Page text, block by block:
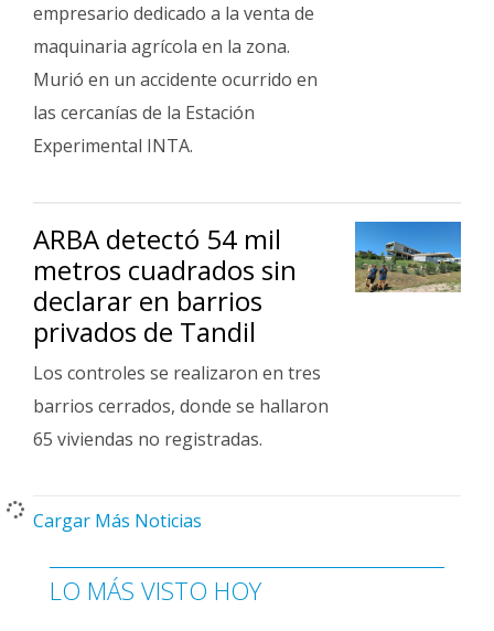
empresario dedicado a la venta de
maquinaria agrícola en la zona.
Murió en un accidente ocurrido en
las cercanías de la Estación
Experimental INTA.
ARBA detectó 54 mil
metros cuadrados sin
declarar en barrios
privados de Tandil
Los controles se realizaron en tres
barrios cerrados, donde se hallaron
65 viviendas no registradas.
Cargar Más Noticias
LO MÁS VISTO HOY